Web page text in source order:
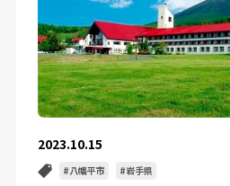
2023.10.15
八幡平市 岩手県